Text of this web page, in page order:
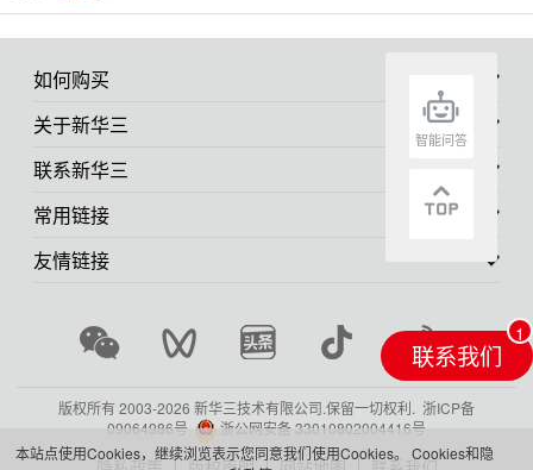
如何购买
关于新华三
联系新华三
常用链接
友情链接
版权所有 2003-2026 新华三技术有限公司.保留一切权利. 浙ICP备
09064986号
浙公网安备 33010802004416号
联系我们
本站点使用Cookies，继续浏览表示您同意我们使用Cookies。 Cookies和隐
智能问答